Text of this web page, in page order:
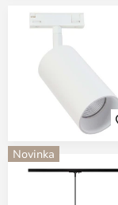
Novinka